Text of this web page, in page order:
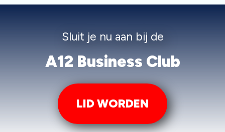
Sluit je nu aan bij de
A12 Business Club
LID WORDEN